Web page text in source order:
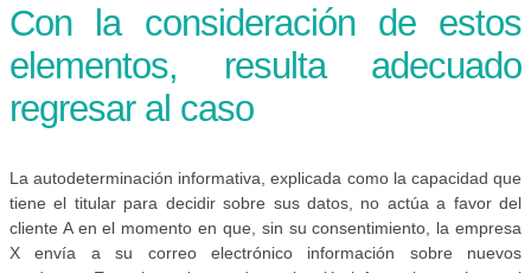
Con la consideración de estos
elementos, resulta adecuado
regresar al caso
La autodeterminación informativa, explicada como la capacidad que
tiene el titular para decidir sobre sus datos, no actúa a favor del
cliente A en el momento en que, sin su consentimiento, la empresa
X envía a su correo electrónico información sobre nuevos